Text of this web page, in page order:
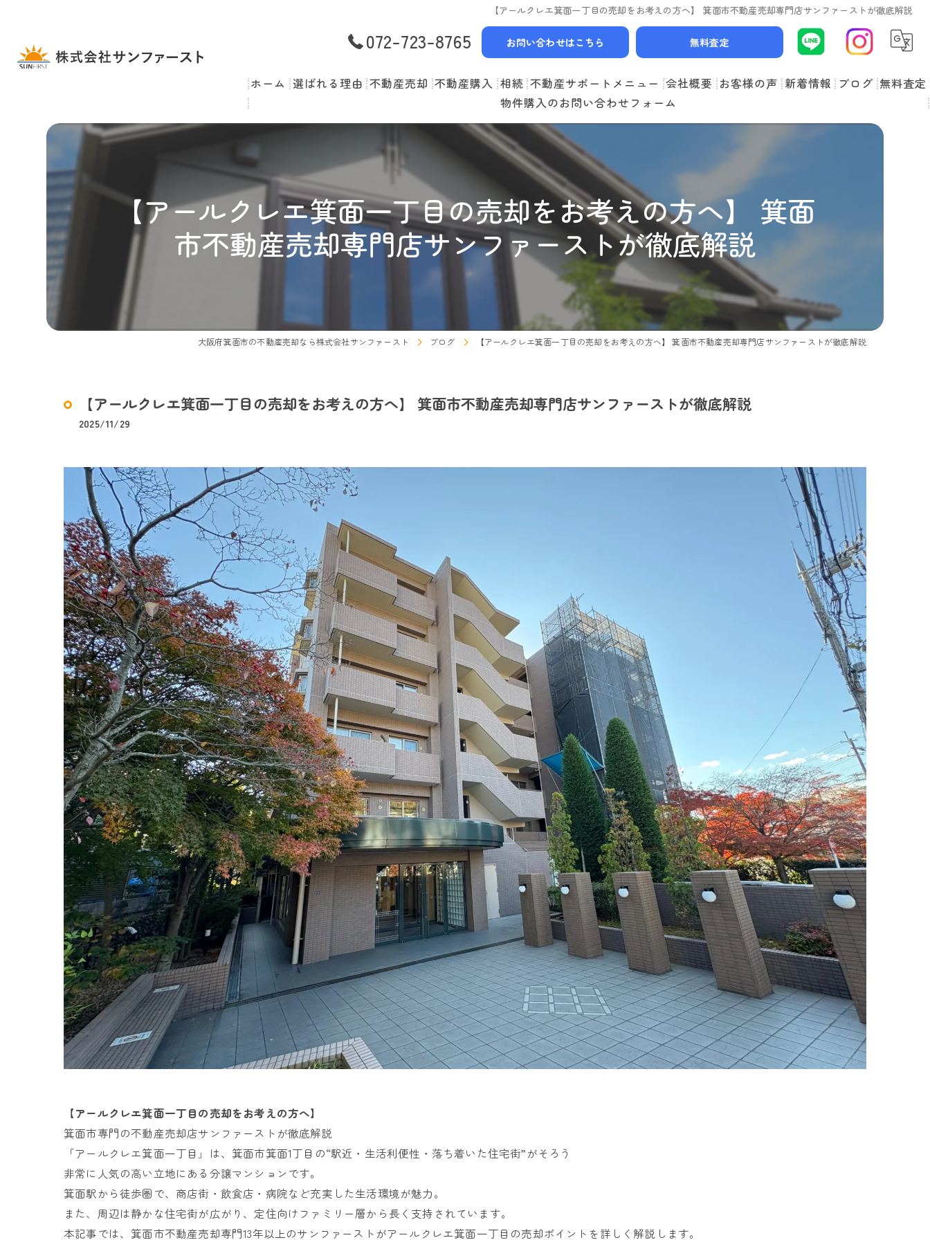
【アールクレエ箕面一丁目の売却をお考えの方へ】 箕面市不動産売却専門店サンファーストが徹底解説
072-723-8765 お問い合わせはこちら 無料査定
ホーム 選ばれる理由 不動産売却
選べる3つの売却スタイル
売却の流れ
住み替えの流れ
売却実績
当社お預かり物件
不動産購入
物件一覧
住み替えサポート
相続 不動産サポートメニュー
リースバック
空家管理
賃貸管理
会社概要
スタッフ紹介
お客様の声
よくある質問
新着情報 ブログ 無料査定
物件購入のお問い合わせフォーム
【アールクレエ箕面一丁目の売却をお考えの方へ】 箕面
市不動産売却専門店サンファーストが徹底解説
大阪府箕面市の不動産売却なら株式会社サンファースト ブログ 【アールクレエ箕面一丁目の売却をお考えの方へ】 箕面市不動産売却専門店サンファーストが徹底解説
【アールクレエ箕面一丁目の売却をお考えの方へ】 箕面市不動産売却専門店サンファーストが徹底解説
2025/11/29
【アールクレエ箕面一丁目の売却をお考えの方へ】
箕面市専門の不動産売却店サンファーストが徹底解説
「アールクレエ箕面一丁目」は、箕面市箕面1丁目の“駅近・生活利便性・落ち着いた住宅街”がそろう
非常に人気の高い立地にある分譲マンションです。
箕面駅から徒歩圏で、商店街・飲食店・病院など充実した生活環境が魅力。
また、周辺は静かな住宅街が広がり、定住向けファミリー層から長く支持されています。
本記事では、箕面市不動産売却専門13年以上のサンファーストがアールクレエ箕面一丁目の売却ポイントを詳しく解説します。